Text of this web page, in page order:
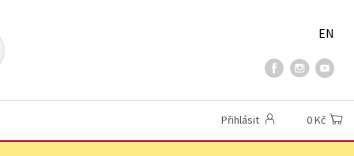
EN
Přihlásit 0 Kč